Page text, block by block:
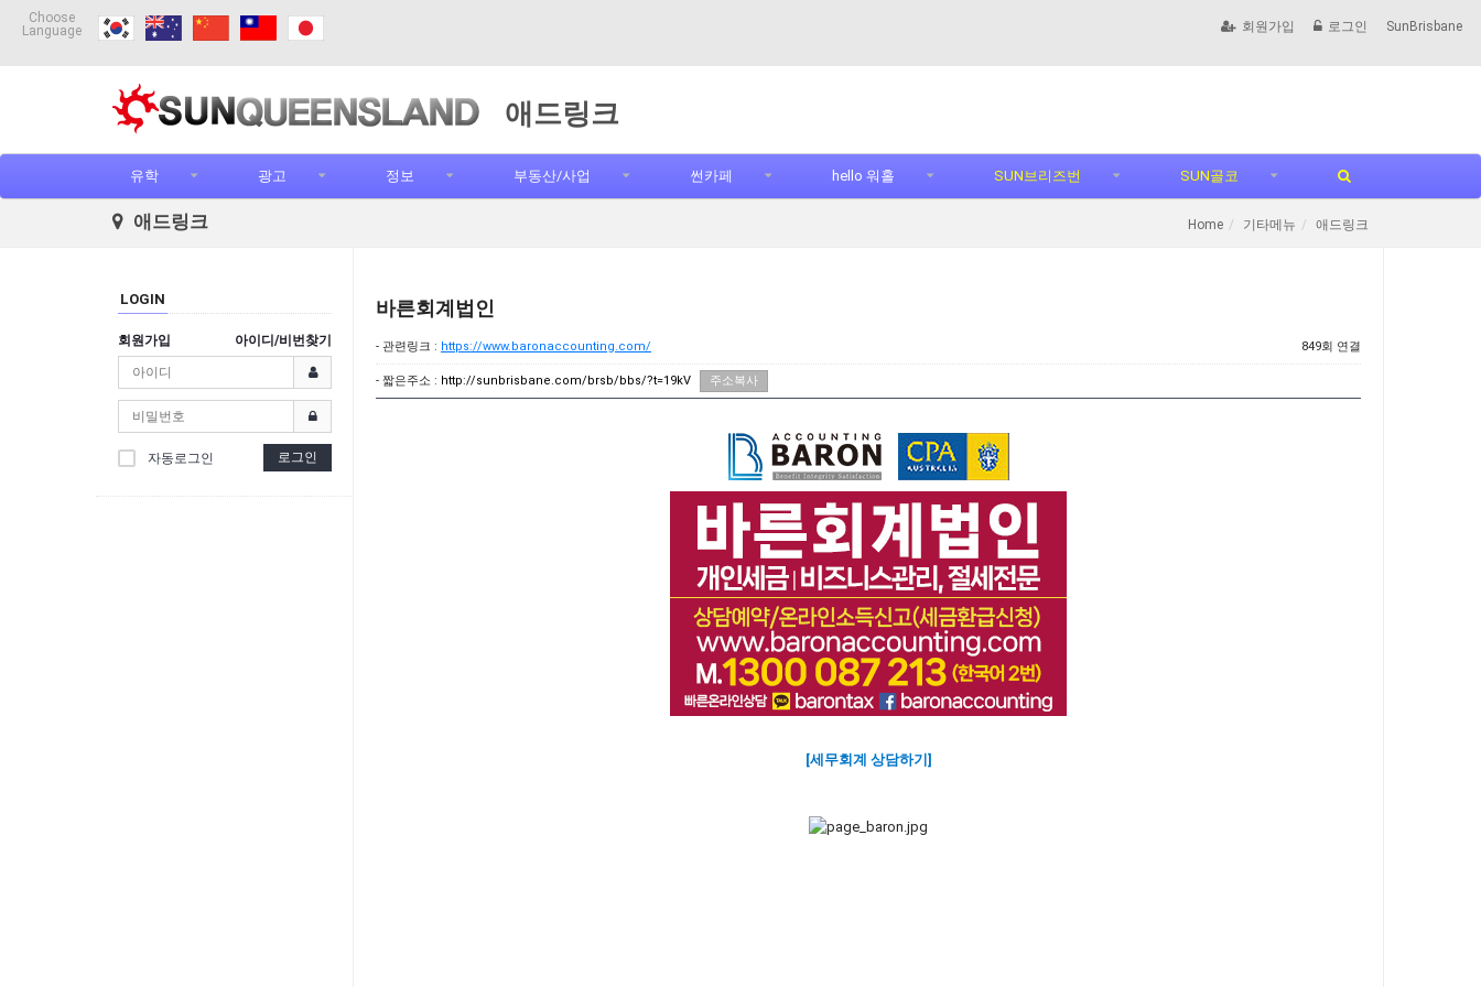
Choose
Language
회원가입 로그인 SunBrisbane
애드링크
유학 광고 정보 부동산/사업 썬카페 hello 워홀 SUN브리즈번 SUN골코
애드링크 Home 기타메뉴 애드링크
LOGIN
회원가입 아이디/비번찾기
자동로그인 로그인
바른회계법인
- 관련링크 : https://www.baronaccounting.com/ 849회 연결
- 짧은주소 : http://sunbrisbane.com/brsb/bbs/?t=19kV 주소복사
[세무회계 상담하기]